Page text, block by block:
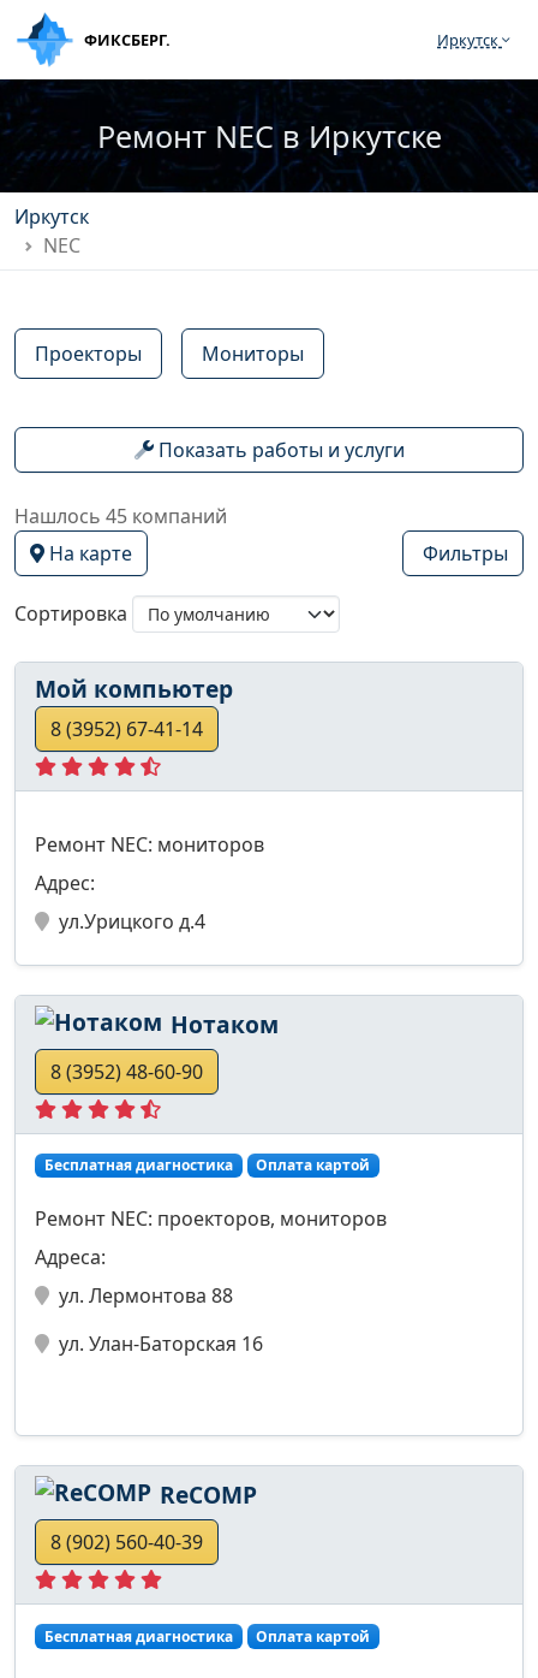
ФИКСБЕРГ. Иркутск
Ремонт NEC в Иркутске
Иркутск
NEC
Проекторы Мониторы
Показать работы и услуги
Нашлось 45 компаний
На карте
Фильтры
Сортировка
Мой компьютер
8 (3952) 67-41-14
Ремонт NEC: мониторов
Адрес:
ул.Урицкого д.4
Нотаком
8 (3952) 48-60-90
Бесплатная диагностика Оплата картой
Ремонт NEC: проекторов, мониторов
Адреса:
ул. Лермонтова 88
ул. Улан-Баторская 16
ReCOMP
8 (902) 560-40-39
Бесплатная диагностика Оплата картой